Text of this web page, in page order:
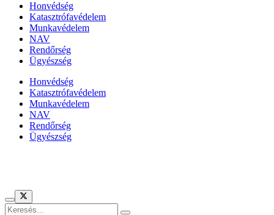
Honvédség
Katasztrófavédelem
Munkavédelem
NAV
Rendőrség
Ügyészség
Honvédség
Katasztrófavédelem
Munkavédelem
NAV
Rendőrség
Ügyészség